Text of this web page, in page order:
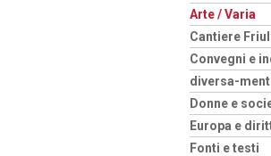
Arte / Varia
Cantiere
Convegni e
diversa-
Donne e
Europa e
Fonti e testi